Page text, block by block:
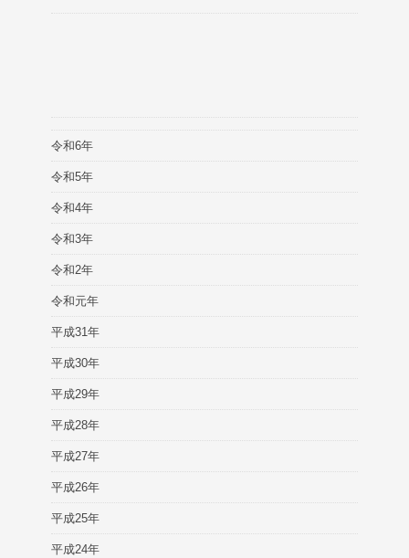
令和6年
令和5年
令和4年
令和3年
令和2年
令和元年
平成31年
平成30年
平成29年
平成28年
平成27年
平成26年
平成25年
平成24年